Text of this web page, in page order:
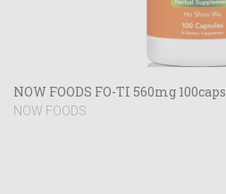
NOW FOODS FO-TI 560mg 100caps
NOW FOODS